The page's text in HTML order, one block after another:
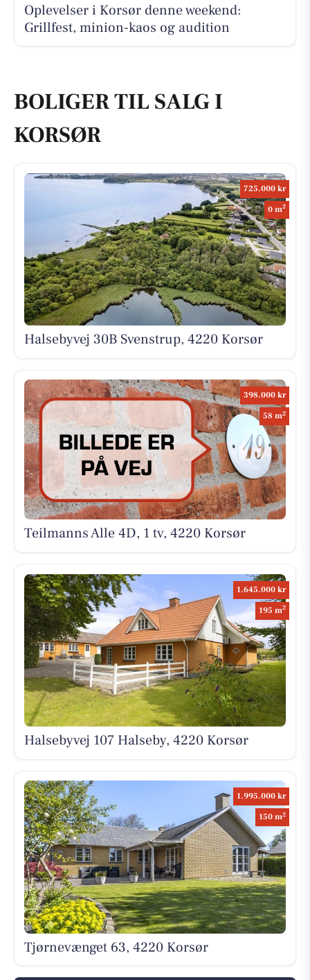
Oplevelser i Korsør denne weekend:
Grillfest, minion-kaos og audition
BOLIGER TIL SALG I
KORSØR
725.000 kr
0 m2
Halsebyvej 30B Svenstrup, 4220 Korsør
398.000 kr
58 m2
Teilmanns Alle 4D, 1 tv, 4220 Korsør
1.645.000 kr
195 m2
Halsebyvej 107 Halseby, 4220 Korsør
1.995.000 kr
150 m2
Tjørnevænget 63, 4220 Korsør